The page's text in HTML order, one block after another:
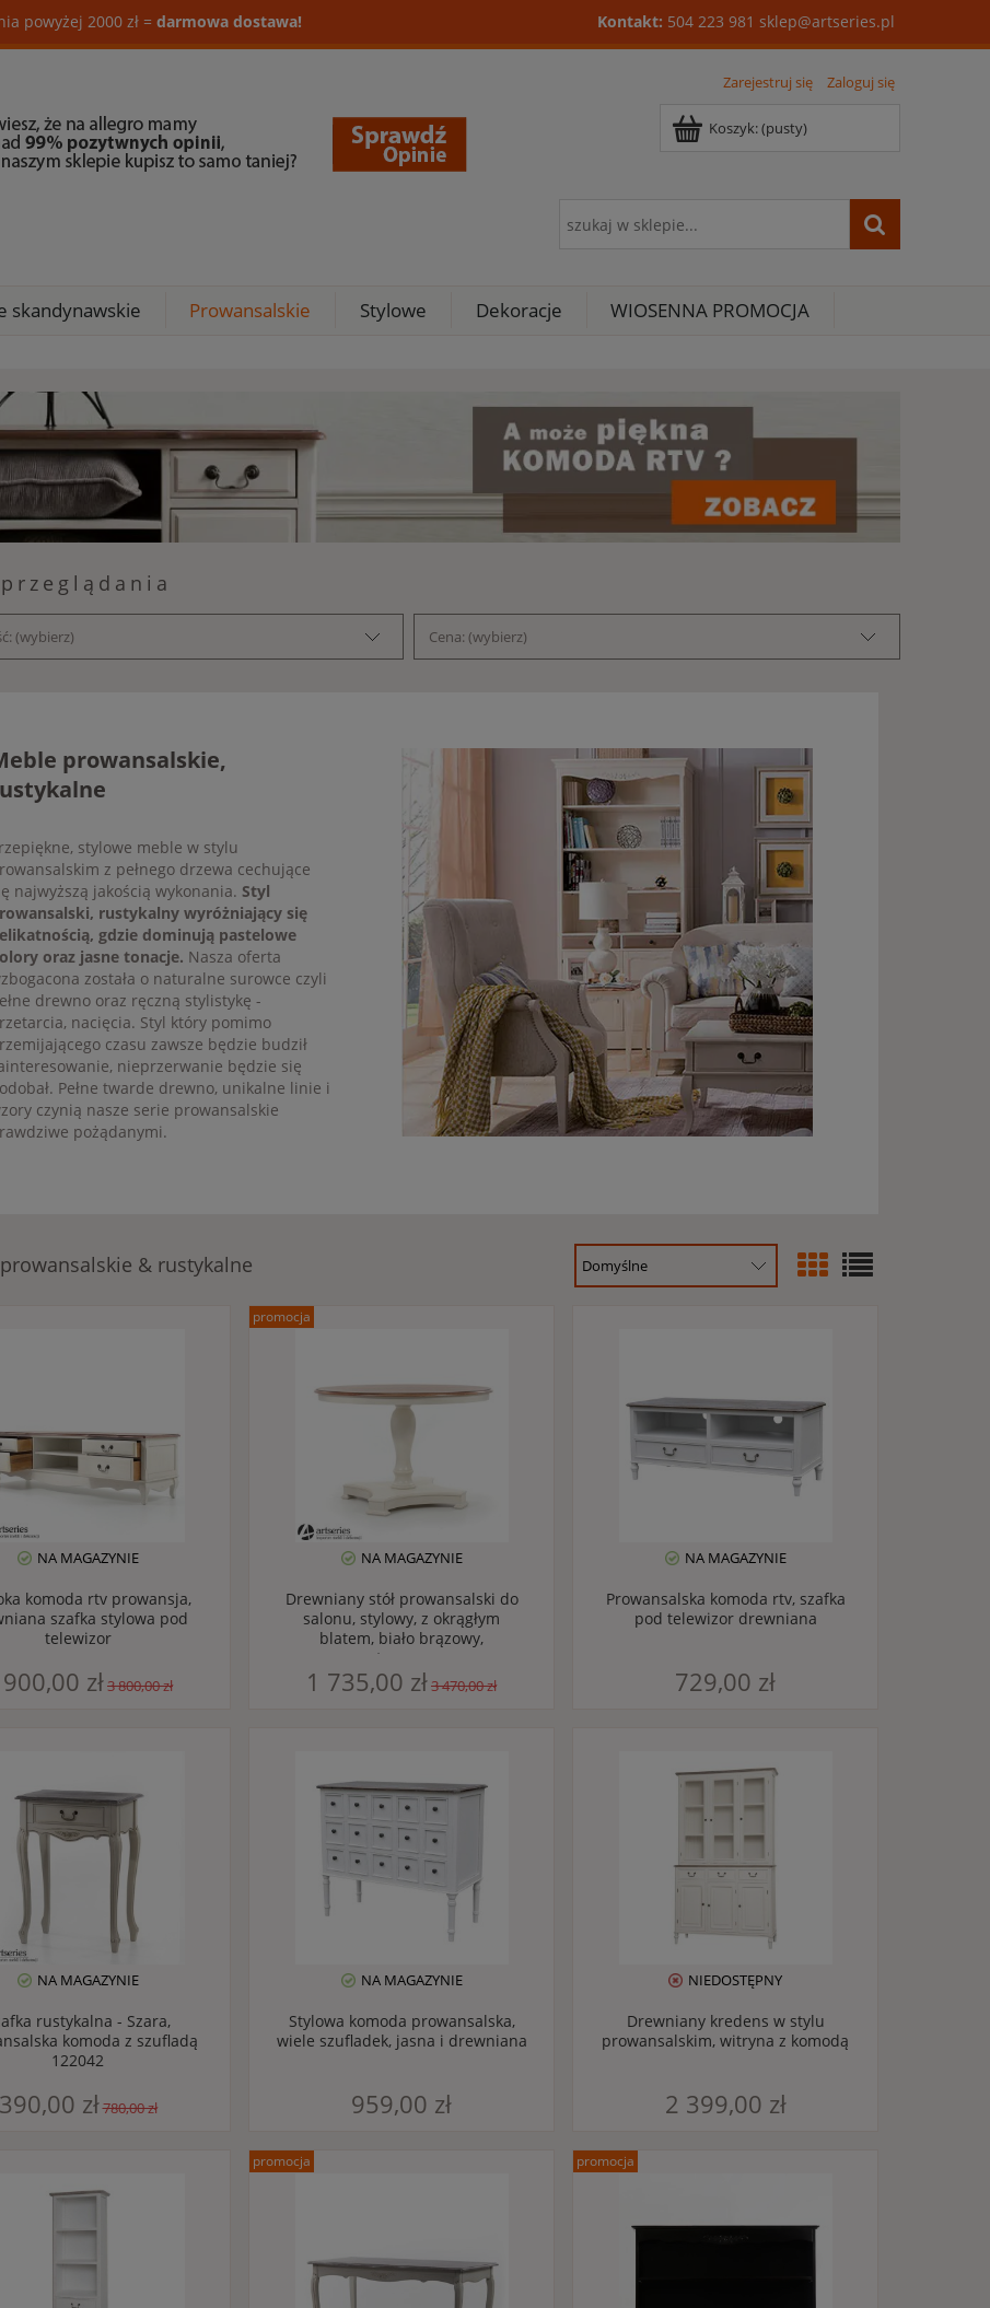
powyżej 2000 zł = darmowa dostawa! Kontakt: 504 223 981 sklep@artseries.pl
Zarejestruj się Zaloguj się
Koszyk:(pusty)
skandynawskie Prowansalskie Stylowe Dekoracje WIOSENNA PROMOCJA
(wybierz) Cena: (wybierz)
prowansalskie,
stylowe meble w stylu
z pełnego drzewa cechujące
najwyższą jakością wykonania. Styl
rustykalny wyróżniający się
gdzie dominują pastelowe
oraz jasne tonacje. Nasza oferta
została o naturalne surowce czyli
drewno oraz ręczną stylistykę -
nacięcia. Styl który pomimo
czasu zawsze będzie budził
nieprzerwanie będzie się
Pełne twarde drewno, unikalne linie i
czynią nasze serie prowansalskie
pożądanymi.
& rustykalne
NA MAGAZYNIE
komoda rtv prowansja,
szafka stylowa pod
telewizor
zł3 800,00 zł
NA MAGAZYNIE
Drewniany stół prowansalski do
salonu, stylowy, z okrągłym
blatem, biało brązowy,
patynowany
1 735,00 zł3 470,00 zł
promocja
NA MAGAZYNIE
Prowansalska komoda rtv, szafka
pod telewizor drewniana
729,00 zł
NA MAGAZYNIE
rustykalna - Szara,
komoda z szufladą
122042
390,00 zł780,00 zł
NA MAGAZYNIE
Stylowa komoda prowansalska,
wiele szufladek, jasna i drewniana
959,00 zł
NIEDOSTĘPNY
Drewniany kredens w stylu
prowansalskim, witryna z komodą
2 399,00 zł
promocja promocja